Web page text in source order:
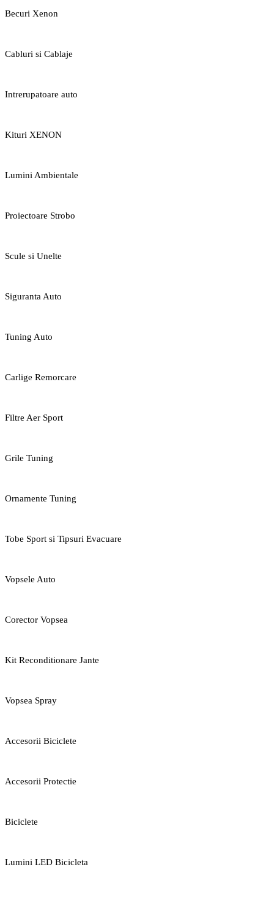
Becuri Xenon
Cabluri si Cablaje
Intrerupatoare auto
Kituri XENON
Lumini Ambientale
Proiectoare Strobo
Scule si Unelte
Siguranta Auto
Tuning Auto
Carlige Remorcare
Filtre Aer Sport
Grile Tuning
Ornamente Tuning
Tobe Sport si Tipsuri Evacuare
Vopsele Auto
Corector Vopsea
Kit Reconditionare Jante
Vopsea Spray
Accesorii Biciclete
Accesorii Protectie
Biciclete
Lumini LED Bicicleta